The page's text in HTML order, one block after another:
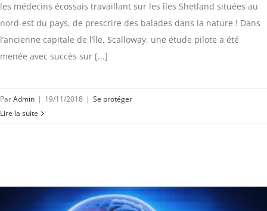
les médecins écossais travaillant sur les îles Shetland situées au
nord-est du pays, de prescrire des balades dans la nature ! Dans
l’ancienne capitale de l’île, Scalloway, une étude pilote a été
menée avec succès sur [...]
ParAdmin | 19/11/2018 | Se protéger
Lire la suite